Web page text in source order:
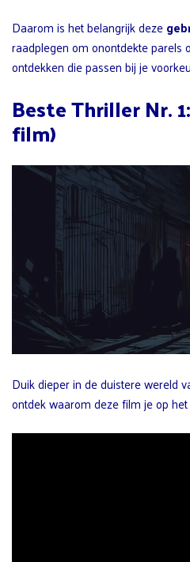
Daarom is het belangrijk deze
raadplegen om onontdekte parels
ontdekken die passen bij je
Beste Thriller Nr.
film)
Duik dieper in de duistere wereld
ontdek waarom deze film je op